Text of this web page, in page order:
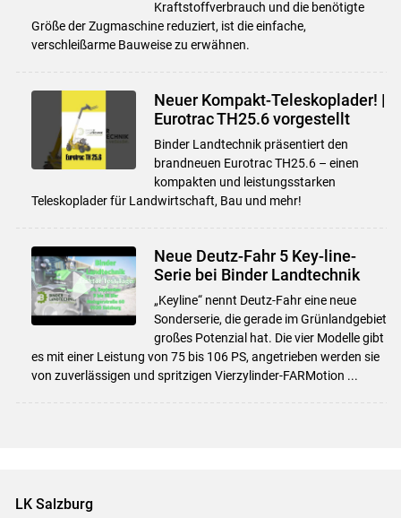
Kraftstoffverbrauch und die benötigte
Größe der Zugmaschine reduziert, ist die einfache,
verschleißarme Bauweise zu erwähnen.
Neuer Kompakt-Teleskoplader! |
Eurotrac TH25.6 vorgestellt
Binder Landtechnik präsentiert den
brandneuen Eurotrac TH25.6 – einen
kompakten und leistungsstarken
Teleskoplader für Landwirtschaft, Bau und mehr!
Neue Deutz-Fahr 5 Key-line-
Serie bei Binder Landtechnik
„Keyline“ nennt Deutz-Fahr eine neue
Sonderserie, die gerade im Grünlandgebiet
großes Potenzial hat. Die vier Modelle gibt
es mit einer Leistung von 75 bis 106 PS, angetrieben werden sie
von zuverlässigen und spritzigen Vierzylinder-FARMotion ...
LK Salzburg